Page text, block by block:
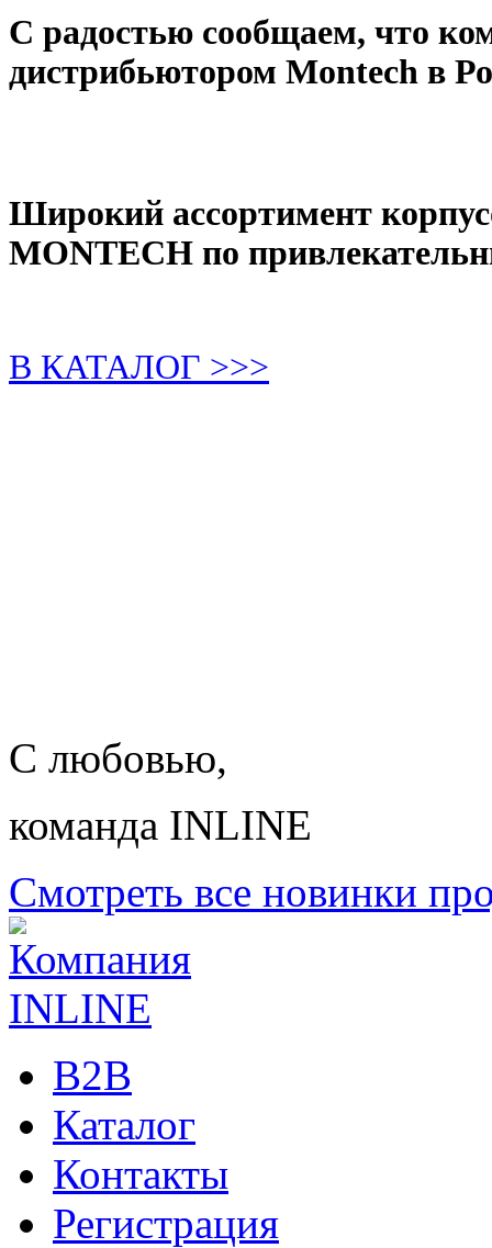
С радостью сообщаем, что
дистрибьютором Montech в
Широкий ассортимент
MONTECH по
В КАТАЛОГ >>>
С любовью,
команда INLINE
Смотреть все новинки
B2B
Каталог
Контакты
Регистрация